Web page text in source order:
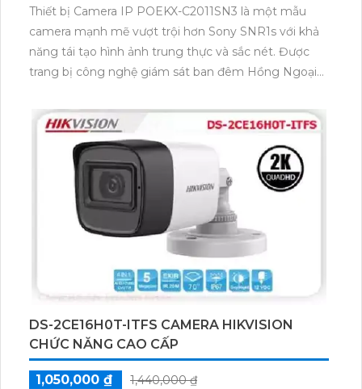
Thiết bị Camera IP POEKX-C2011SN3 là một mẫu
camera mạnh mẽ vượt trội hơn Sony SNR1s với khả
năng tái tạo hình ảnh trung thực và sắc nét. Được
trang bị công nghệ giám sát ban đêm Hồng Ngoại
quan sát ưu việt vào ban đêm. Thiết kế tích hợp trên
kỹ thuật IP POE mang đến sự tiện dụng và linh hoạt
trong việc lắp đặt. Với độ phân giải 2.0 MP, camera
hỗ trợ thẻ nhớ và sử dụng công nghệ nhìn đêm chất
lượng Hồng Ngoại Smart IR, cho phép quan sát một
cách rõ nét và chất lượng cao ngay cả trong điều
kiện ánh sáng yếu.
DS-2CE16H0T-ITFS CAMERA HIKVISION
CHỨC NĂNG CAO CẤP
1,050,000 ₫
1,440,000 ₫